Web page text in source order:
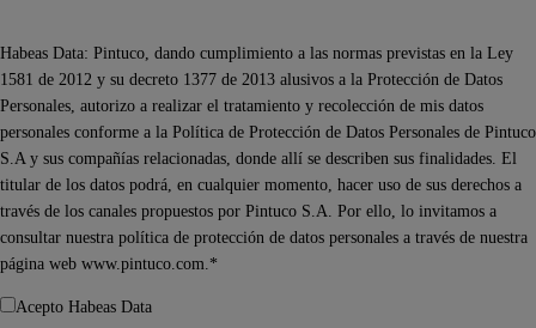
Habeas Data: Pintuco, dando cumplimiento a las normas previstas en la Ley
1581 de 2012 y su decreto 1377 de 2013 alusivos a la Protección de Datos
Personales, autorizo a realizar el tratamiento y recolección de mis datos
personales conforme a la Política de Protección de Datos Personales de Pintuco
S.A y sus compañías relacionadas, donde allí se describen sus finalidades. El
titular de los datos podrá, en cualquier momento, hacer uso de sus derechos a
través de los canales propuestos por Pintuco S.A. Por ello, lo invitamos a
consultar nuestra política de protección de datos personales a través de nuestra
página web www.pintuco.com.*
Acepto Habeas Data